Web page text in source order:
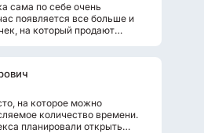
сама по себе очень
появляется все больше и
на который продают
на которое можно
количество времени.
планировали открыть